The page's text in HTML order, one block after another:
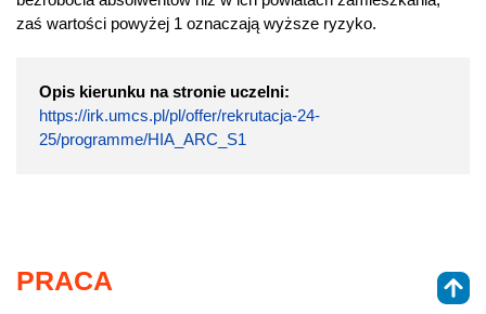
zaś wartości powyżej 1 oznaczają wyższe ryzyko.
Opis kierunku na stronie uczelni:
https://irk.umcs.pl/pl/offer/rekrutacja-24-
25/programme/HIA_ARC_S1
PRACA